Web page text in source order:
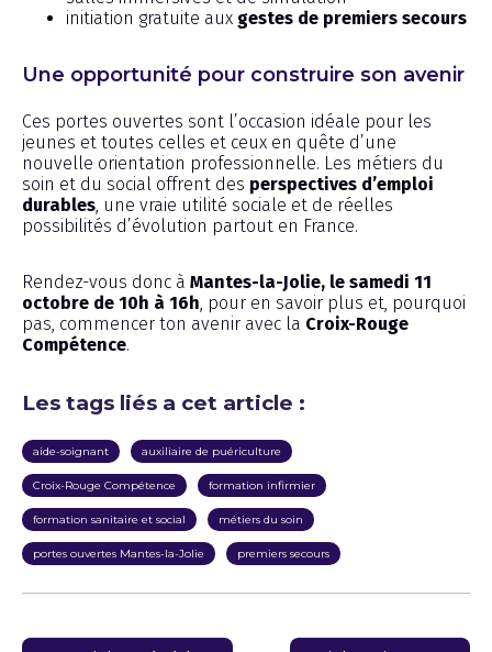
initiation gratuite aux gestes de premiers secours
Une opportunité pour construire son avenir
Ces portes ouvertes sont l’occasion idéale pour les
jeunes et toutes celles et ceux en quête d’une
nouvelle orientation professionnelle. Les métiers du
soin et du social offrent des perspectives d’emploi
durables , une vraie utilité sociale et de réelles
possibilités d’évolution partout en France.
Rendez-vous donc à Mantes-la-Jolie, le samedi 11
octobre de 10h à 16h , pour en savoir plus et, pourquoi
pas, commencer ton avenir avec la Croix-Rouge
Compétence.
Les tags liés a cet article :
aide-soignant auxiliaire de puériculture
Croix-Rouge Compétence formation infirmier
formation sanitaire et social métiers du soin
portes ouvertes Mantes-la-Jolie premiers secours